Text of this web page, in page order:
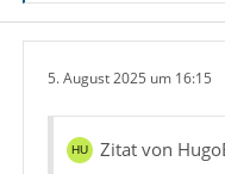
5. August 2025 um 16:15
Zitat von